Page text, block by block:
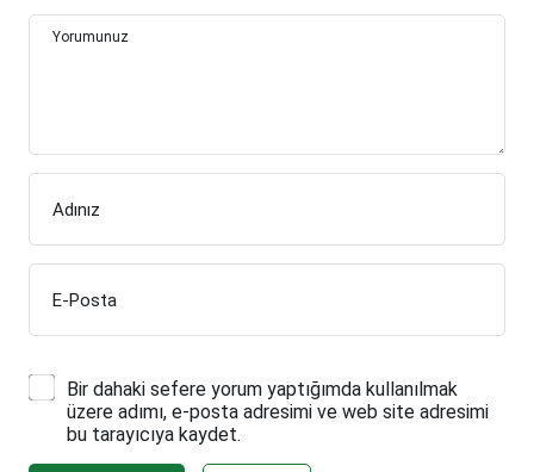
Yorumunuz
Adınız
E-Posta
Bir dahaki sefere yorum yaptığımda kullanılmak
üzere adımı, e-posta adresimi ve web site adresimi
bu tarayıcıya kaydet.